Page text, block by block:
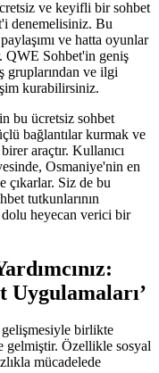
ve keyifli bir sohbet
denemelisiniz. Bu
ve hatta oyunlar
QWE Sohbet'in geniş
gruplarından ve ilgi
kurabilirsiniz.
bu ücretsiz sohbet
bağlantılar kurmak ve
araçtır. Kullanıcı
Osmaniye'nin en
çıkarlar. Siz de bu
tutkunlarının
dolu heyecan verici bir
Uygulamaları’
birlikte
gelmiştir. Özellikle sosyal
mücadelede